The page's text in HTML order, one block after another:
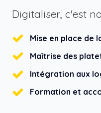
Digitaliser, c'est
Mise en place de
Maîtrise des
Intégration aux
Formation et